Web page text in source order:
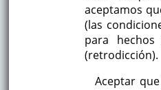
aceptamos
(las
para
(retrodicción).
Aceptar